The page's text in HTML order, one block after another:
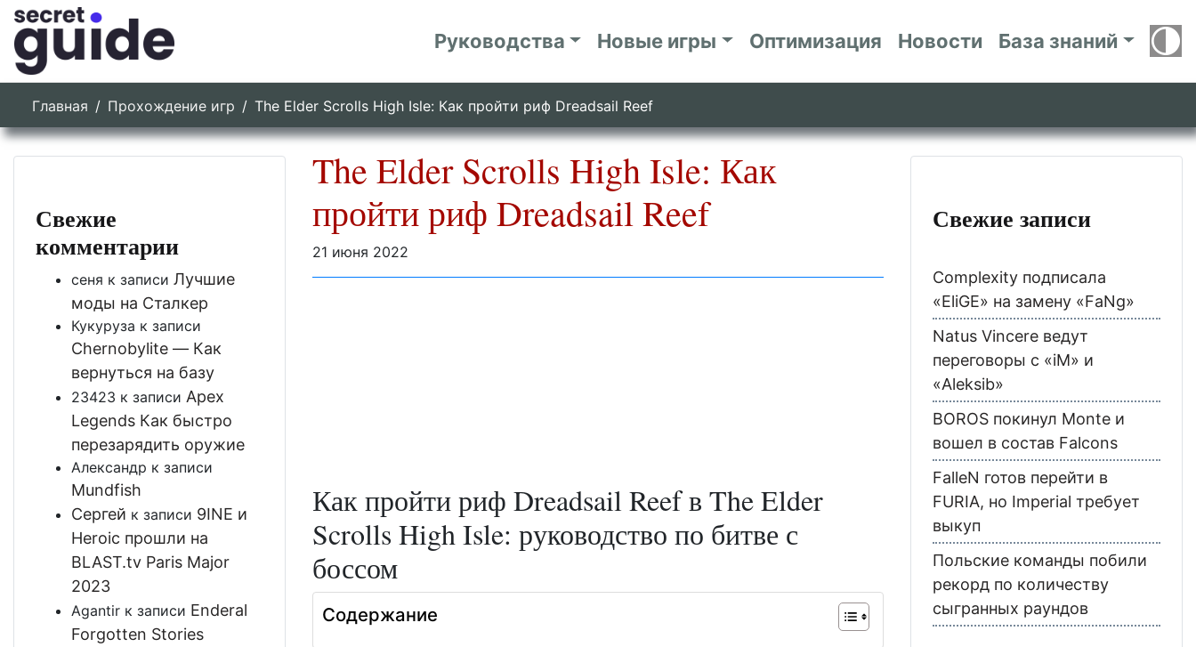
Руководства Новые игры Оптимизация Новости База знаний
Главная Прохождение игр The Elder Scrolls High Isle: Как пройти риф Dreadsail Reef
The Elder Scrolls High Isle: Как
пройти риф Dreadsail Reef
21 июня 2022
Как пройти риф Dreadsail Reef в The Elder
Scrolls High Isle: руководство по битве с
боссом
Содержание
Свежие
комментарии
сеня к записи Лучшие
моды на Сталкер
Кукуруза к записи
Chernobylite — Как
вернуться на базу
23423 к записи Apex
Legends Как быстро
перезарядить оружие
Александр к записи
Mundfish
Сергей к записи 9INE и
Heroic прошли на
BLAST.tv Paris Major
2023
Agantir к записи Enderal
Forgotten Stories
Свежие записи
Complexity подписала
«EliGE» на замену «FaNg»
Natus Vincere ведут
переговоры с «iM» и
«Aleksib»
BOROS покинул Monte и
вошел в состав Falcons
FalleN готов перейти в
FURIA, но Imperial требует
выкуп
Польские команды побили
рекорд по количеству
сыгранных раундов